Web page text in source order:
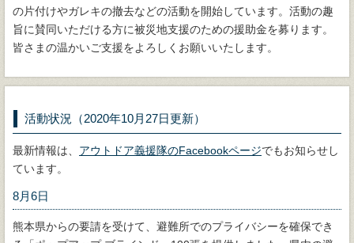
の片付けやガレキの撤去などの活動を開始しています。活動の趣
旨に賛同いただける方に被災地支援のための援助金を募ります。
皆さまの温かいご支援をよろしくお願いいたします。
活動状況（2020年10月27日更新）
最新情報は、 アウトドア義援隊のFacebookページでもお知らせし
ています。
8月6日
熊本県からの要請を受けて、避難所でのプライバシーを確保でき